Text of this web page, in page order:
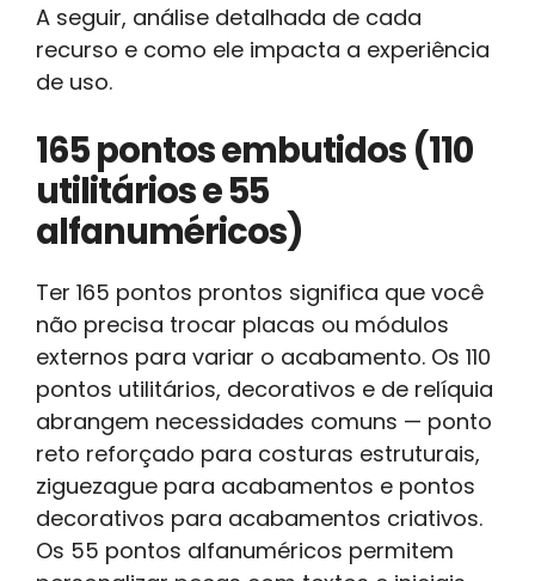
A seguir, análise detalhada de cada
recurso e como ele impacta a experiência
de uso.
165 pontos embutidos (110
utilitários e 55
alfanuméricos)
Ter 165 pontos prontos significa que você
não precisa trocar placas ou módulos
externos para variar o acabamento. Os 110
pontos utilitários, decorativos e de relíquia
abrangem necessidades comuns — ponto
reto reforçado para costuras estruturais,
ziguezague para acabamentos e pontos
decorativos para acabamentos criativos.
Os 55 pontos alfanuméricos permitem